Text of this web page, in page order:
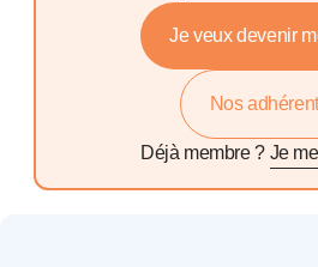
Je veux devenir
Nos
Déjà membre ? Je